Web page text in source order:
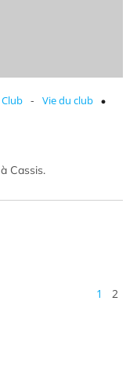
-
Vie du club
Cassis.
1 2